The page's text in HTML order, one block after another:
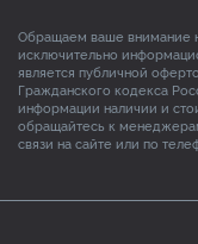
Обращаем ваше внимание
исключительно
является публичной
Гражданского кодекса
информации наличии и
обращайтесь к
связи на сайте или по